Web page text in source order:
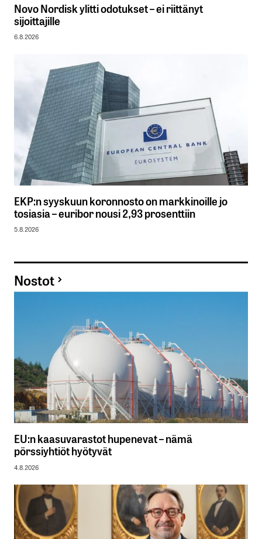
Novo Nordisk ylitti odotukset – ei riittänyt
sijoittajille
6.8.2026
EKP:n syyskuun koronnosto on markkinoille jo
tosiasia – euribor nousi 2,93 prosenttiin
5.8.2026
Nostot
EU:n kaasuvarastot hupenevat – nämä
pörssiyhtiöt hyötyvät
4.8.2026